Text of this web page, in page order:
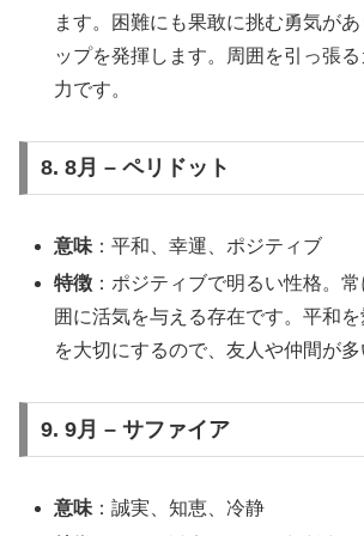
ます。困難にも果敢に挑む勇気が
ップを発揮します。周囲を引っ張
力です。
8. 8月 – ペリドット
意味 ：平和、幸運、ポジティブ
特徴 ：ポジティブで明るい性格。
囲に活気を与える存在です。平和
を大切にするので、友人や仲間が多
9. 9月 – サファイア
意味 ：誠実、知恵、冷静